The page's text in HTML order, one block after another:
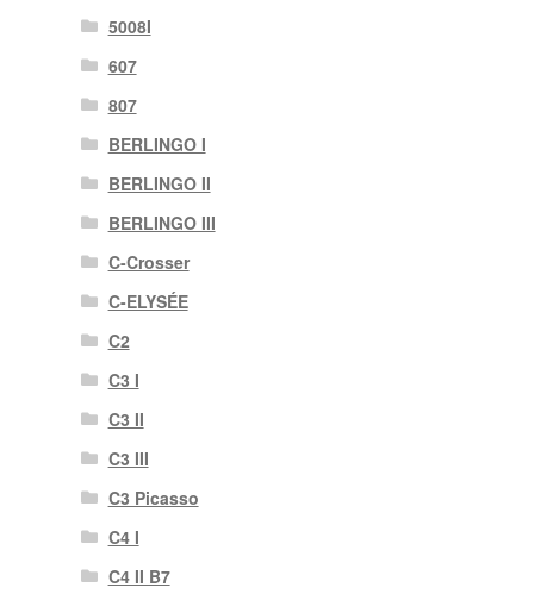
5008I
607
807
BERLINGO I
BERLINGO II
BERLINGO III
C-Crosser
C-ELYSÉE
C2
C3 I
C3 II
C3 III
C3 Picasso
C4 I
C4 II B7